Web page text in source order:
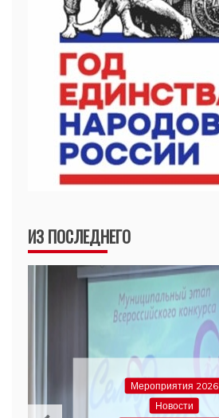
ИЗ ПОСЛЕДНЕГО
Мероприятия 2026
Новости